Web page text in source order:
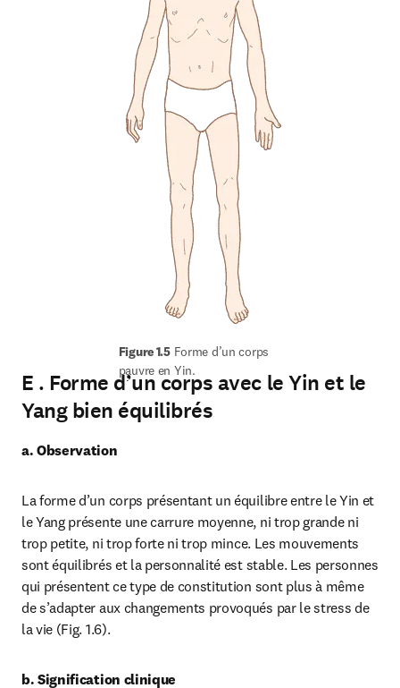
Figure 1.5 Forme d’un corps
pauvre en Yin.
E . Forme d’un corps avec le Yin et le
Yang bien équilibrés
a. Observation
La forme d’un corps présentant un équilibre entre le Yin et
le Yang présente une carrure moyenne, ni trop grande ni
trop petite, ni trop forte ni trop mince. Les mouvements
sont équilibrés et la personnalité est stable. Les personnes
qui présentent ce type de constitution sont plus à même
de s’adapter aux changements provoqués par le stress de
la vie (Fig. 1.6).
b. Signification clinique